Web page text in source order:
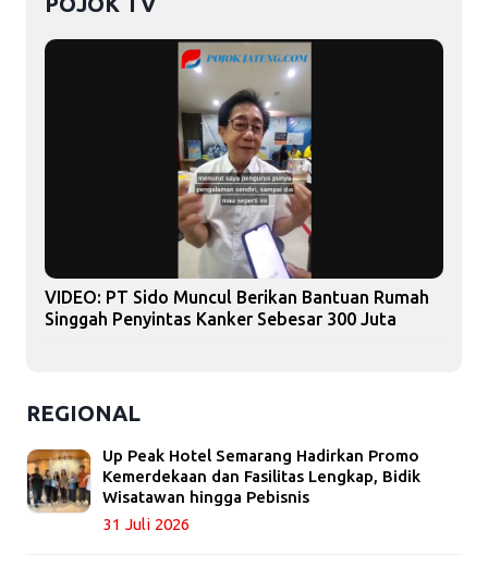
VIDEO: PT Sido Muncul Berikan Bantuan Rumah
Singgah Penyintas Kanker Sebesar 300 Juta
REGIONAL
Up Peak Hotel Semarang Hadirkan Promo
Kemerdekaan dan Fasilitas Lengkap, Bidik
Wisatawan hingga Pebisnis
31 Juli 2026